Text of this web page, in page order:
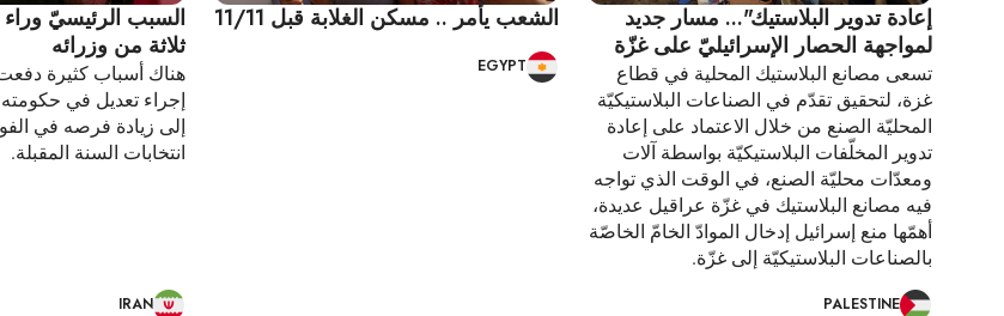
إعادة تدوير البلاستيك"... مسار جديد
لمواجهة الحصار الإسرائيليّ على غزّة
تسعى مصانع البلاستيك المحلية في قطاع
غزة، لتحقيق تقدّم في الصناعات البلاستيكيّة
المحليّة الصنع من خلال الاعتماد على إعادة
تدوير المخلّفات البلاستيكيّة بواسطة آلات
ومعدّات محليّة الصنع، في الوقت الذي تواجه
فيه مصانع البلاستيك في غزّة عراقيل عديدة،
أهمّها منع إسرائيل إدخال الموادّ الخامّ الخاصّة
بالصناعات البلاستيكيّة إلى غزّة.
PALESTINE
الشعب يأمر .. مسكن الغلابة قبل 11/11
EGYPT
السبب الرئيسيّ
ثلاثة من وزرائه
هناك أسباب كثيرة دفعت
إجراء تعديل في
إلى زيادة فرصه في
انتخابات السنة المقبلة.
IRAN